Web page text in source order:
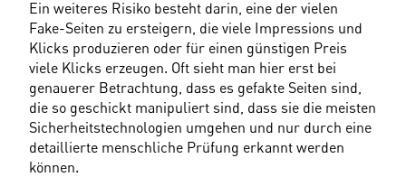
Ein weiteres Risiko besteht darin, eine der vielen
Fake-Seiten zu ersteigern, die viele Impressions und
Klicks produzieren oder für einen günstigen Preis
viele Klicks erzeugen. Oft sieht man hier erst bei
genauerer Betrachtung, dass es gefakte Seiten sind,
die so geschickt manipuliert sind, dass sie die meisten
Sicherheitstechnologien umgehen und nur durch eine
detaillierte menschliche Prüfung erkannt werden
können.